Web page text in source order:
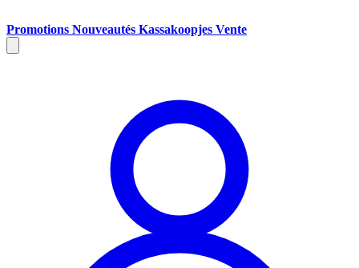
Promotions Nouveautés Kassakoopjes Vente